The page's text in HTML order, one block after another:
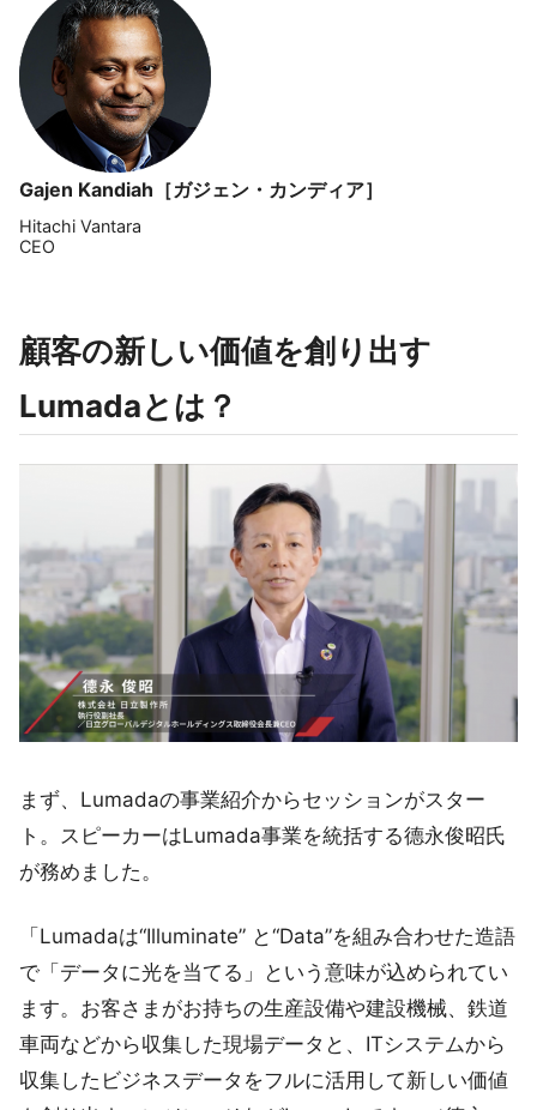
Gajen Kandiah［ガジェン・カンディア］
Hitachi Vantara
CEO
顧客の新しい価値を創り出す
Lumadaとは？
まず、Lumadaの事業紹介からセッションがスター
ト。スピーカーはLumada事業を統括する德永俊昭氏
が務めました。
「Lumadaは“Illuminate” と“Data”を組み合わせた造語
で「データに光を当てる」という意味が込められてい
ます。お客さまがお持ちの生産設備や建設機械、鉄道
車両などから収集した現場データと、ITシステムから
収集したビジネスデータをフルに活用して新しい価値